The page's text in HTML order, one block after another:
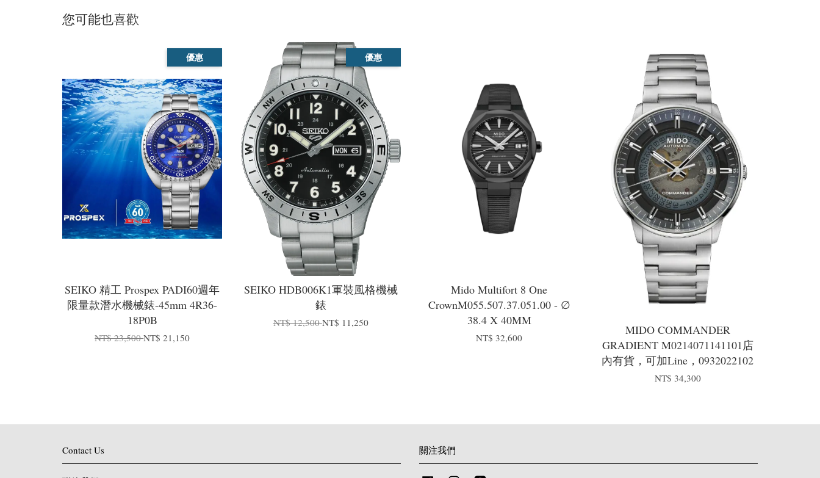
您可能也喜歡
優惠
SEIKO 精工 Prospex PADI60週年
限量款潛水機械錶-45mm 4R36-
18P0B
NT$ 23,500NT$ 21,150
優惠
SEIKO HDB006K1軍裝風格機械
錶
NT$ 12,500NT$ 11,250
Mido Multifort 8 One
CrownM055.507.37.051.00 - ∅
38.4 X 40MM
NT$ 32,600
MIDO COMMANDER
GRADIENT M0214071141101店
內有貨，可加Line，0932022102
NT$ 34,300
Contact Us 關注我們